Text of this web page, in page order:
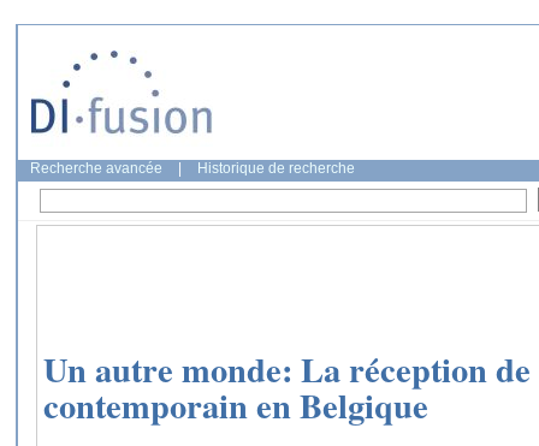
Recherche avancée Historique de recherche
Un autre monde: La réception
contemporain en Belgique